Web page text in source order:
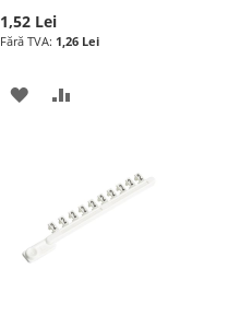
1,52 Lei
1,26 Lei
ADAUGATI
DORINTE
COMPARARE